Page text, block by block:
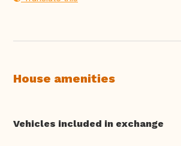
House amenities
Vehicles included in exchange